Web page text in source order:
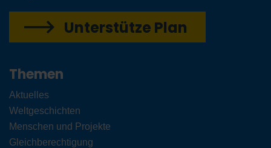
Unterstütze Plan
Themen
Aktuelles
Weltgeschichten
Menschen und Projekte
Gleichberechtigung